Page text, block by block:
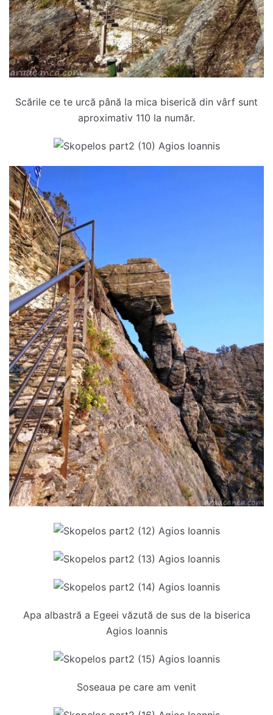
Scările ce te urcă până la mica biserică din vârf sunt
aproximativ 110 la număr.
Apa albastră a Egeei văzută de sus de la biserica
Agios Ioannis
Soseaua pe care am venit